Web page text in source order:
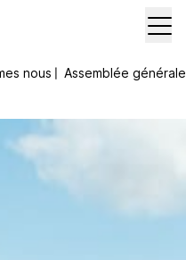
nous〡 Assemblée générale